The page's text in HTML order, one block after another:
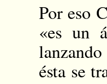
Por eso
«es un
ésta se